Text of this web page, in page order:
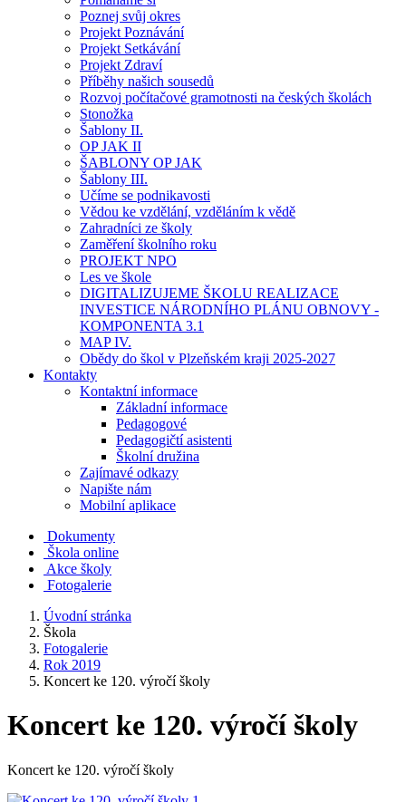
Poznej svůj okres
Projekt Poznávání
Projekt Setkávání
Projekt Zdraví
Příběhy našich sousedů
Rozvoj počítačové gramotnosti na českých školách
Stonožka
Šablony II.
OP JAK II
ŠABLONY OP JAK
Šablony III.
Učíme se podnikavosti
Vědou ke vzdělání, vzděláním k vědě
Zahradníci ze školy
Zaměření školního roku
PROJEKT NPO
Les ve škole
DIGITALIZUJEME ŠKOLU REALIZACE
INVESTICE NÁRODNÍHO PLÁNU OBNOVY -
KOMPONENTA 3.1
MAP IV.
Obědy do škol v Plzeňském kraji 2025-2027
Kontakty
Kontaktní informace
Základní informace
Pedagogové
Pedagogičtí asistenti
Školní družina
Zajímavé odkazy
Napište nám
Mobilní aplikace
Dokumenty
Škola online
Akce školy
Fotogalerie
Úvodní stránka
Škola
Fotogalerie
Rok 2019
Koncert ke 120. výročí školy
Koncert ke 120. výročí školy
Koncert ke 120. výročí školy